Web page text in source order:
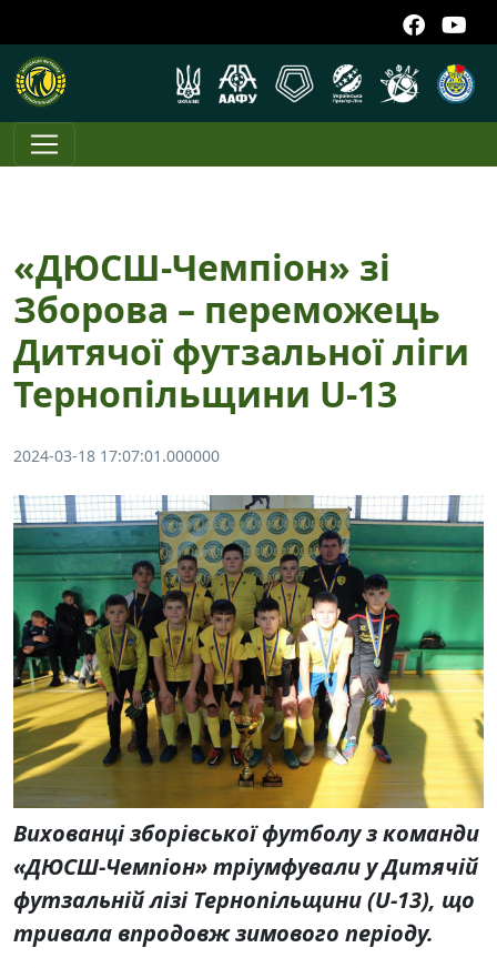
«ДЮСШ-Чемпіон» зі
Зборова – переможець
Дитячої футзальної ліги
Тернопільщини U-13
2024-03-18 17:07:01.000000
Вихованці зборівської футболу з команди
«ДЮСШ-Чемпіон» тріумфували у Дитячій
футзальній лізі Тернопільщини (U-13), що
тривала впродовж зимового періоду.